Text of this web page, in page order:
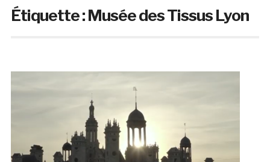
Étiquette :Musée des Tissus Lyon